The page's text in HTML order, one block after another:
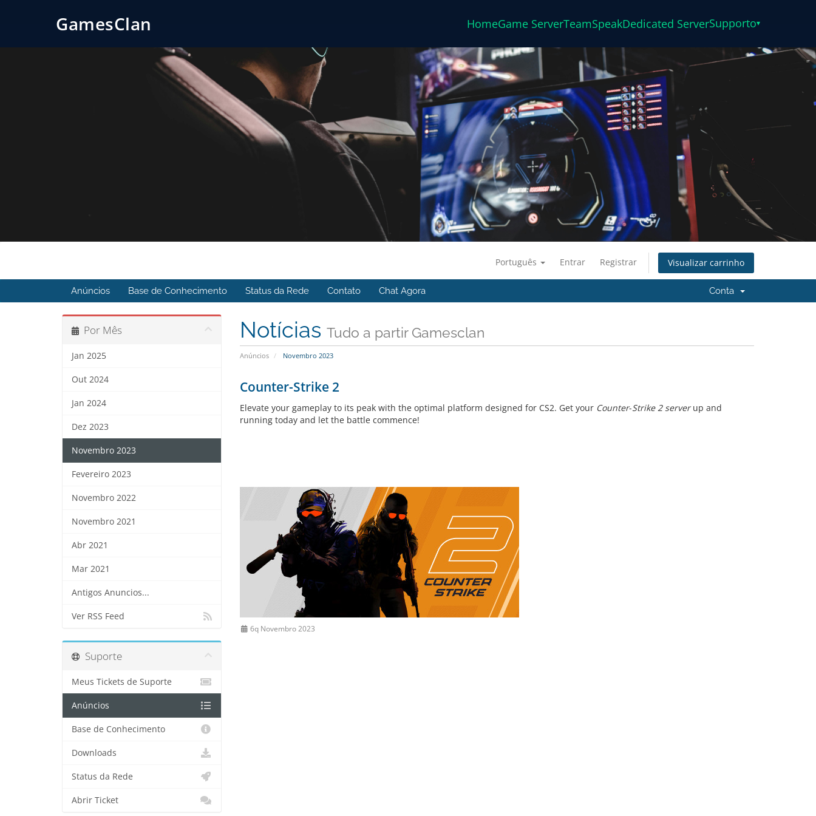
GamesClan HomeGame ServerTeamSpeakDedicated ServerSupporto▾
Português Entrar Registrar Visualizar carrinho
Anúncios Base de Conhecimento Status da Rede Contato Chat Agora Conta
Notícias Tudo a partir Gamesclan
Anúncios Novembro 2023
Por Mês
Jan 2025
Out 2024
Jan 2024
Dez 2023
Novembro 2023
Fevereiro 2023
Novembro 2022
Novembro 2021
Abr 2021
Mar 2021
Antigos Anuncios...
Ver RSS Feed
Counter-Strike 2
Elevate your gameplay to its peak with the optimal platform designed for CS2. Get your Counter-Strike 2 serverup and
running today and let the battle commence!
6q Novembro 2023
Suporte
Meus Tickets de Suporte
Anúncios
Base de Conhecimento
Downloads
Status da Rede
Abrir Ticket